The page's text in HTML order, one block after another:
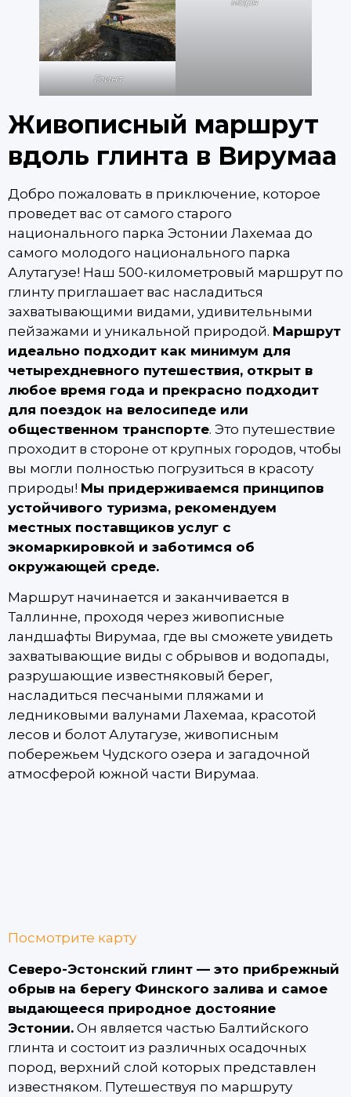
Глинт
Живописный маршрут
вдоль глинта в Вирумаа
Добро пожаловать в приключение, которое
проведет вас от самого старого
национального парка Эстонии Лахемаа до
самого молодого национального парка
Алутагузе! Наш 500-километровый маршрут по
глинту приглашает вас насладиться
захватывающими видами, удивительными
пейзажами и уникальной природой. Маршрут
идеально подходит как минимум для
четырехдневного путешествия, открыт в
любое время года и прекрасно подходит
для поездок на велосипеде или
общественном транспорте. Это путешествие
проходит в стороне от крупных городов, чтобы
вы могли полностью погрузиться в красоту
природы! Мы придерживаемся принципов
устойчивого туризма, рекомендуем
местных поставщиков услуг с
экомаркировкой и заботимся об
окружающей среде.
Маршрут начинается и заканчивается в
Таллинне, проходя через живописные
ландшафты Вирумаа, где вы сможете увидеть
захватывающие виды с обрывов и водопады,
разрушающие известняковый берег,
насладиться песчаными пляжами и
ледниковыми валунами Лахемаа, красотой
лесов и болот Алутагузе, живописным
побережьем Чудского озера и загадочной
атмосферой южной части Вирумаа.
Посмотрите карту
Северо-Эстонский глинт — это прибрежный
обрыв на берегу Финского залива и самое
выдающееся природное достояние
Эстонии. Он является частью Балтийского
глинта и состоит из различных осадочных
пород, верхний слой которых представлен
известняком. Путешествуя по маршруту